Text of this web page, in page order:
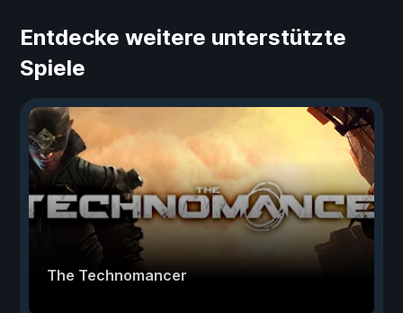
Entdecke weitere unterstützte
Spiele
The Technomancer